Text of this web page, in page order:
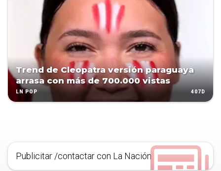
Trend de Cleopatra versión paraguaya
arrasa con más de 700.000 vistas
LN POP 407D
Publicitar /contactar con La Nación